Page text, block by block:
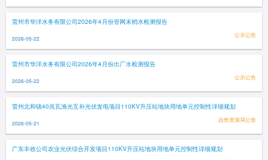
雷州市华洋水务有限公司2026年4月份管网末梢水检测报告
2026-05-22 公示公告
雷州市华洋水务有限公司2026年4月份出厂水检测报告
2026-05-22 公示公告
雷州北和镇40兆瓦渔光互补光伏发电项目110KV升压站地块用地单元控制性详细规划
2026-05-21 自然资源局公告
广东丰收公司农业光伏综合开发项目110KV升压站地块用地单元控制性详细规划